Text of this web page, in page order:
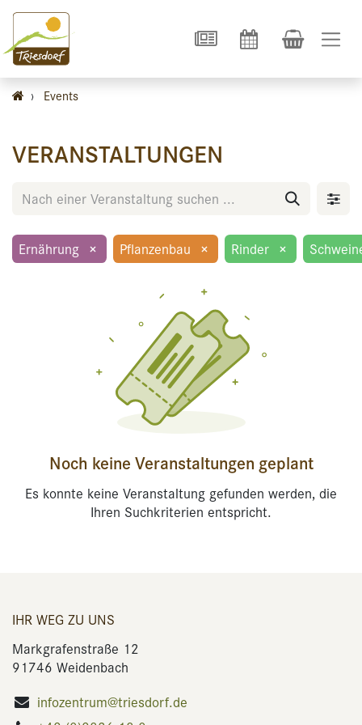
› Events
VERANSTALTUNGEN
Ernährung × Pflanzenbau × Rinder ×
Noch keine Veranstaltungen geplant
Es konnte keine Veranstaltung gefunden werden, die
Ihren Suchkriterien entspricht.
IHR WEG ZU UNS
Markgrafenstraße 12
91746 Weidenbach
infozentrum@triesdorf.de